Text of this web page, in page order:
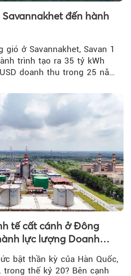
đến hành
ở Savannakhet, Savan 1
trình tạo ra 35 tỷ kWh
doanh thu trong 25 năm
tế cất cánh ở Đông
lực lượng Doanh
bật thần kỳ của Hàn Quốc,
trong thế kỷ 20? Bên cạnh